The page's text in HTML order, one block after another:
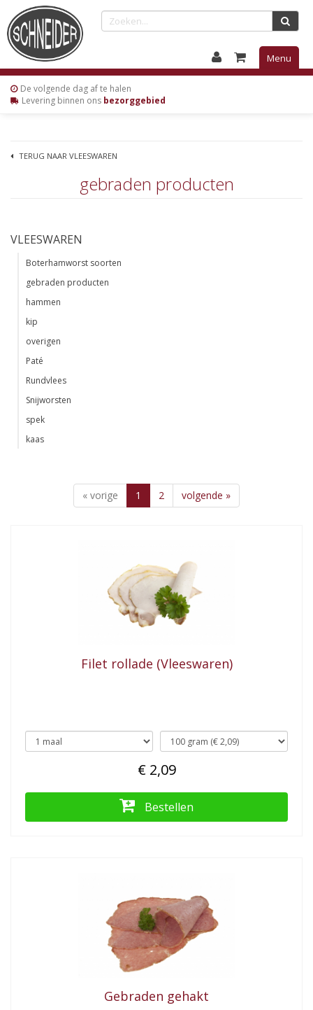
De volgende dag af te halen
Levering binnen ons bezorggebied
Menu
TERUG NAAR VLEESWAREN
gebraden producten
VLEESWAREN
Boterhamworst soorten
gebraden producten
hammen
kip
overigen
Paté
Rundvlees
Snijworsten
spek
kaas
« vorige 1 2 volgende »
Filet rollade (Vleeswaren)
€ 2,09
Bestellen
Gebraden gehakt